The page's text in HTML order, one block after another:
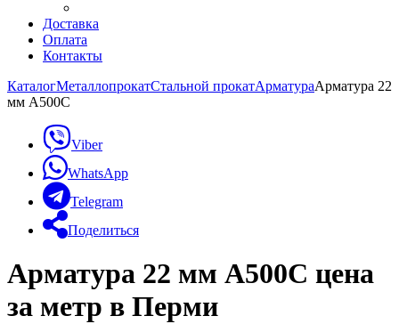
Доставка
Оплата
Контакты
КаталогМеталлопрокатСтальной прокатАрматураАрматура 22
мм А500С
Viber
WhatsApp
Telegram
Поделиться
Арматура 22 мм А500С цена
за метр в Перми